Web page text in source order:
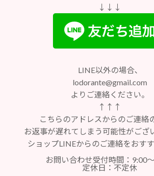
↓↓↓
LINE以外の場合、
lodorante@gmail.com
よりご連絡ください。
↑↑↑
こちらのアドレスからのご連絡
お返事が遅れてしまう可能性がござ
ショップLINEからのご連絡をおすす
お問い合わせ受付時間：9:00
定休日：不定休